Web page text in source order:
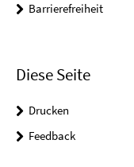
Barrierefreiheit
Diese Seite
Drucken
Feedback